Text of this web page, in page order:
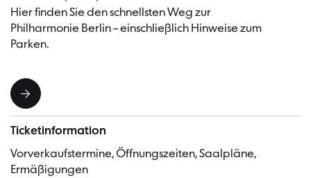
Hier finden Sie den schnellsten Weg zur
Philharmonie Berlin – einschließlich Hinweise zum
Parken.
Ticketinformation
Vorverkaufstermine, Öffnungszeiten, Saalpläne,
Ermäßigungen